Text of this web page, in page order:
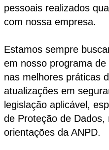
pessoais realizados
com nossa empresa.
Estamos sempre
em nosso programa
nas melhores práticas
atualizações em
legislação aplicável,
de Proteção de Dados,
orientações da ANPD.